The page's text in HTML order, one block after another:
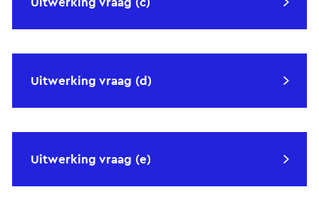
Uitwerking vraag (d)
Uitwerking vraag (e)